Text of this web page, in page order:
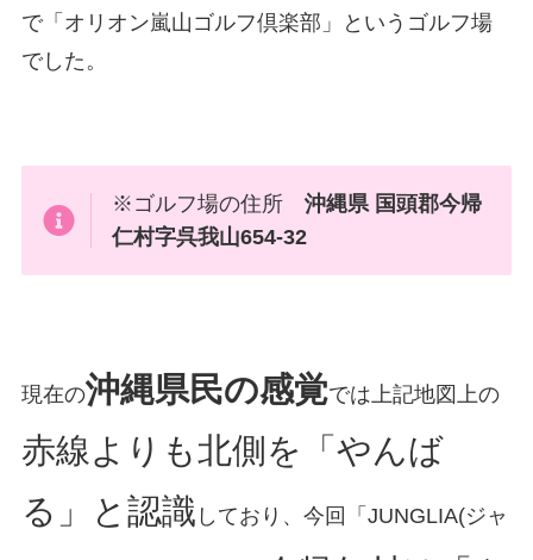
で「オリオン嵐山ゴルフ倶楽部」というゴルフ場
でした。
※ゴルフ場の住所沖縄県 国頭郡今帰
仁村字呉我山654-32
現在の沖縄県民の感覚では上記地図上の
赤線よりも北側を「やんば
る」と認識 しており、今回「JUNGLIA(ジャ